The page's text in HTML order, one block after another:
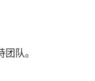
队。